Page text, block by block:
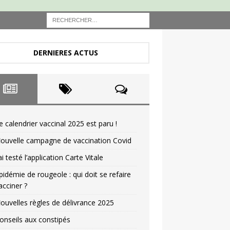
DERNIERES ACTUS
calendrier vaccinal 2025 est paru !
campagne de vaccination Covid
testé l’application Carte Vitale
de rougeole : qui doit se refaire
?
règles de délivrance 2025
aux constipés